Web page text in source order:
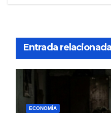
Entrada relacionada
ECONOMÍA